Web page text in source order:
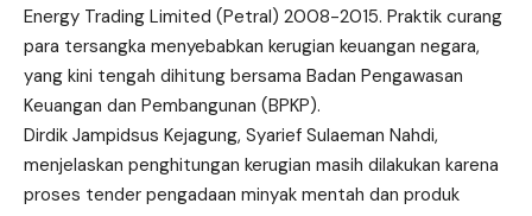
Energy Trading Limited (Petral) 2008-2015. Praktik curang
para tersangka menyebabkan kerugian keuangan negara,
yang kini tengah dihitung bersama Badan Pengawasan
Keuangan dan Pembangunan (BPKP).
Dirdik Jampidsus Kejagung, Syarief Sulaeman Nahdi,
menjelaskan penghitungan kerugian masih dilakukan karena
proses tender pengadaan minyak mentah dan produk